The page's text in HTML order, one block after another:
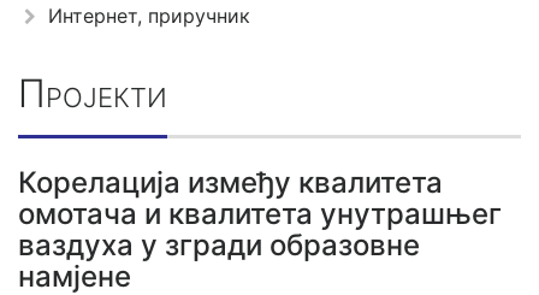
Интернет, приручник
Пројекти
Корелација између квалитета
омотача и квалитета унутрашњег
ваздуха у згради образовне
намјене